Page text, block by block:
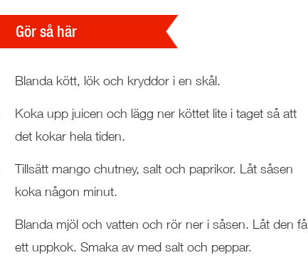
Gör så här
Blanda kött, lök och kryddor i en skål.
Koka upp juicen och lägg ner köttet lite i taget så att
det kokar hela tiden.
Tillsätt mango chutney, salt och paprikor. Låt såsen
koka någon minut.
Blanda mjöl och vatten och rör ner i såsen. Låt den få
ett uppkok. Smaka av med salt och peppar.